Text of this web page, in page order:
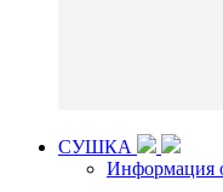
СУШКА
Информация